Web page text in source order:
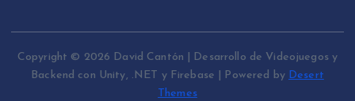
Copyright © 2026 David Cantón | Desarrollo de Videojuegos y
Backend con Unity, .NET y Firebase | Powered by Desert
Themes